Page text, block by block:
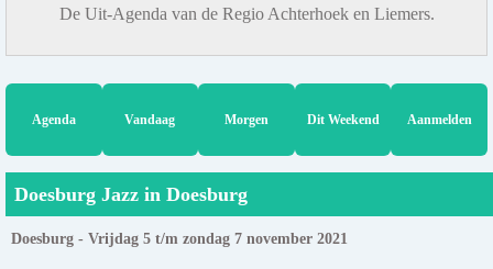
De Uit-Agenda van de Regio Achterhoek en Liemers.
Agenda Vandaag Morgen Dit Weekend Aanmelden
Doesburg Jazz in Doesburg
Doesburg - Vrijdag 5 t/m zondag 7 november 2021